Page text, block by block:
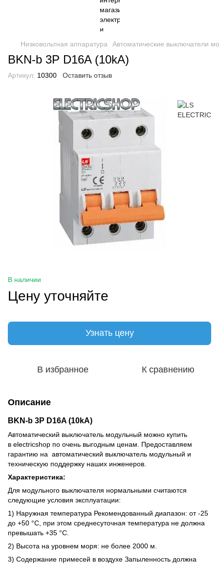
Низковольтная аппаратура Автоматические выключатели
BKN-b 3P D16A (10kA)
Артикул: 10300 Оставить отзыв
В наличии
Цену уточняйте
Узнать цену
В избранное К сравнению
Описание
BKN-b 3P D16A (10kA)
Автоматический выключатель модульный можно купить
в electricshop по очень выгодным ценам. Предоставляем
гарантию на автоматический выключатель модульный и
техническую поддержку наших инженеров.
Характеристика:
Для модульного выключателя нормальными считаются
следующие условия эксплуатации:
1) Наружная температура Рекомендованный диапазон: от -25
до +50 °C, при этом среднесуточная температура не должна
превышать +35 °C.
2) Высота на уровнем моря: не более 2000 м.
3) Содержание примесей в воздухе Запыленность должна